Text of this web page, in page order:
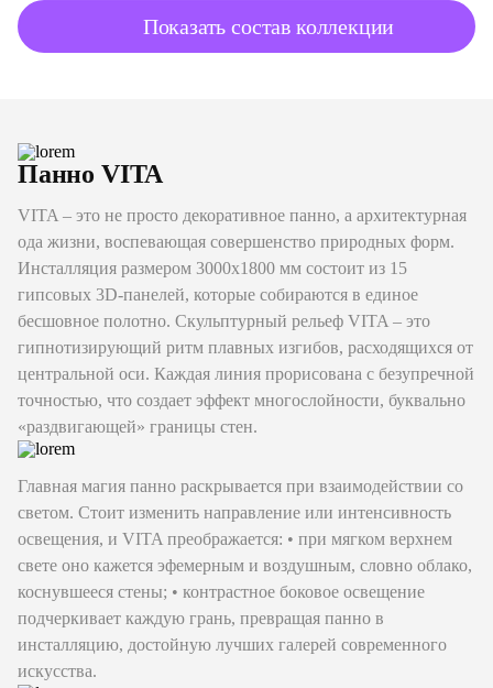
Показать состав коллекции
Панно VITA
VITA – это не просто декоративное панно, а архитектурная
ода жизни, воспевающая совершенство природных форм.
Инсталляция размером 3000х1800 мм состоит из 15
гипсовых 3D-панелей, которые собираются в единое
бесшовное полотно. Скульптурный рельеф VITA – это
гипнотизирующий ритм плавных изгибов, расходящихся от
центральной оси. Каждая линия прорисована с безупречной
точностью, что создает эффект многослойности, буквально
«раздвигающей» границы стен.
Главная магия панно раскрывается при взаимодействии со
светом. Стоит изменить направление или интенсивность
освещения, и VITA преображается: • при мягком верхнем
свете оно кажется эфемерным и воздушным, словно облако,
коснувшееся стены; • контрастное боковое освещение
подчеркивает каждую грань, превращая панно в
инсталляцию, достойную лучших галерей современного
искусства.